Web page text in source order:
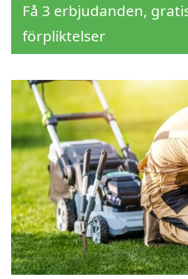
Få 3 erbjudanden,
förpliktelser